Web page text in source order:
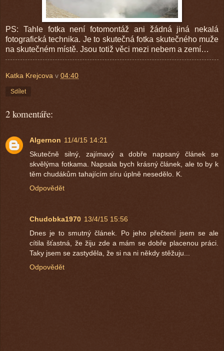
PS: Tahle fotka není fotomontáž ani žádná jiná nekalá
fotografická technika. Je to skutečná fotka skutečného muže
na skutečném místě. Jsou totiž věci mezi nebem a zemí…
Katka Krejcova v 04:40
Sdílet
2 komentáře:
Algernon 11/4/15 14:21
Skutečně silný, zajímavý a dobře napsaný článek se
skvělýma fotkama. Napsala bych krásný článek, ale to by k
těm chudákům tahajícím síru úplně nesedělo. K.
Odpovědět
Chudobka1970 13/4/15 15:56
Dnes je to smutný článek. Po jeho přečtení jsem se ale
cítila šťastná, že žiju zde a mám se dobře placenou práci.
Taky jsem se zastyděla, že si na ni někdy stěžuju...
Odpovědět